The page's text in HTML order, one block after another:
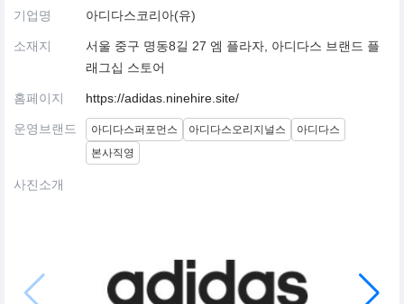
기업명 아디다스코리아(유)
소재지
서울 중구 명동8길 27 엠 플라자, 아디다스 브랜드 플
래그십 스토어
홈페이지 https://adidas.ninehire.site/
운영브랜드 아디다스퍼포먼스 아디다스오리지널스
아디다스
본사직영
사진소개